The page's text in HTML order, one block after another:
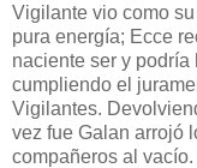
Vigilante vio como
pura energía; Ecce
naciente ser y
cumpliendo el
Vigilantes.
vez fue Galan arrojó
compañeros al